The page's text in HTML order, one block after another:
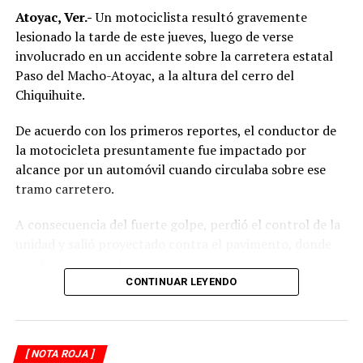
Atoyac, Ver.-Un motociclista resultó gravemente
lesionado la tarde de este jueves, luego de verse
involucrado en un accidente sobre la carretera estatal
Paso del Macho-Atoyac, a la altura del cerro del
Chiquihuite.
De acuerdo con los primeros reportes, el conductor de
la motocicleta presuntamente fue impactado por
alcance por un automóvil cuando circulaba sobre ese
tramo carretero.
A consecuencia del fuerte golpe, perdió el control de la
Testigos del accidente solicitaron de inmediato el apoyo
de los cuerpos de emergencia al percatarse de que el
asfáltica, mientras otros automovilistas redujeron la
CONTINUAR LEYENDO
[ NOTA ROJA ]